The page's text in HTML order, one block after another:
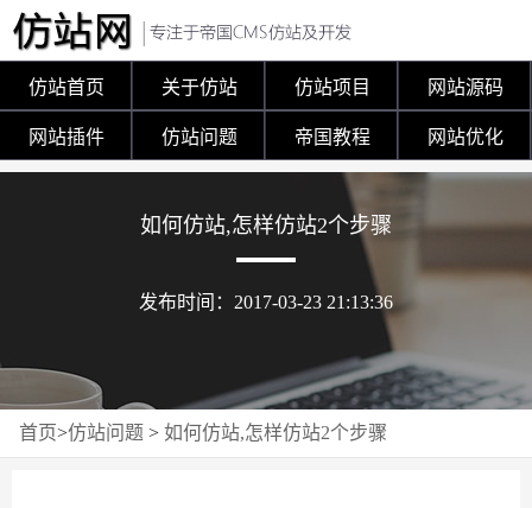
仿站首页 关于仿站 仿站项目 网站源码
网站插件 仿站问题 帝国教程 网站优化
如何仿站,怎样仿站2个步骤
发布时间：2017-03-23 21:13:36
首页>仿站问题 > 如何仿站,怎样仿站2个步骤